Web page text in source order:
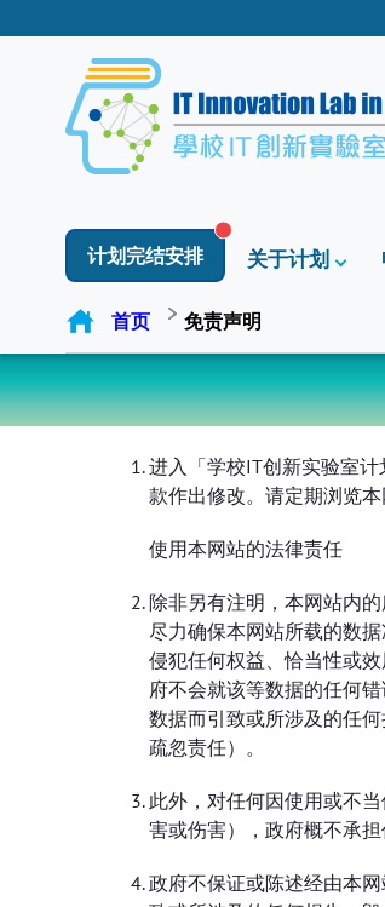
计划完结安排 关于计划
首页 免责声明
进入「学校IT创新实验室
款作出修改。请定期浏览
使用本网站的法律责任
除非另有注明，本网站内
尽力确保本网站所载的数
侵犯任何权益、恰当性或
府不会就该等数据的任何
数据而引致或所涉及的任
疏忽责任）。
此外，对任何因使用或不
害或伤害），政府概不承
政府不保证或陈述经由本